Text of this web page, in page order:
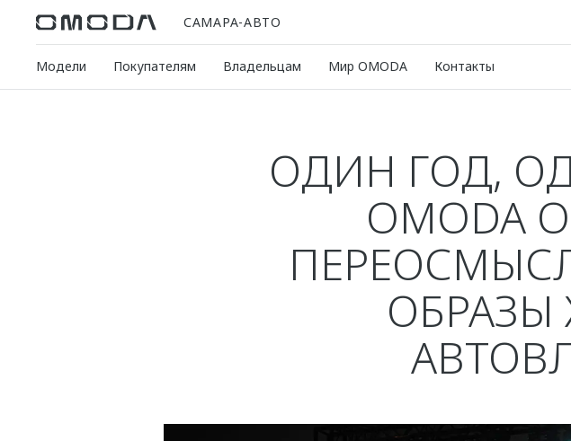
САМАРА-АВТО
Модели Покупателям Владельцам Мир OMODA Контакты
ОДИН ГОД,
OMODA